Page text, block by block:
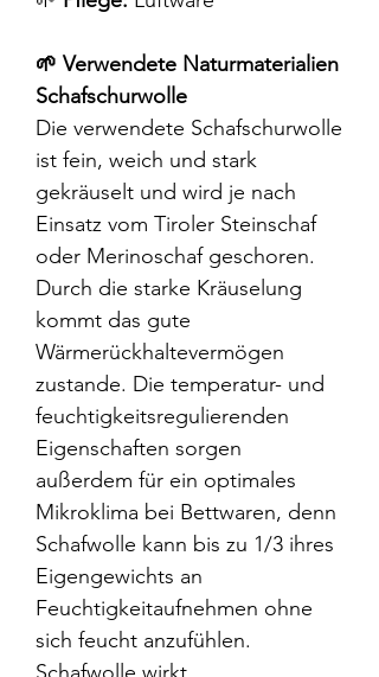
🌱 Verwendete Naturmaterialien
Schafschurwolle
Die verwendete Schafschurwolle
ist fein, weich und stark
gekräuselt und wird je nach
Einsatz vom Tiroler Steinschaf
oder Merinoschaf geschoren.
Durch die starke Kräuselung
kommt das gute
Wärmerückhaltevermögen
zustande. Die temperatur- und
feuchtigkeitsregulierenden
Eigenschaften sorgen
außerdem für ein optimales
Mikroklima bei Bettwaren, denn
Schafwolle kann bis zu 1/3 ihres
Eigengewichts an
Feuchtigkeitaufnehmen ohne
sich feucht anzufühlen.